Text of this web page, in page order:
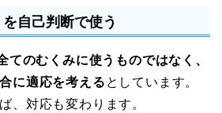
自己判断で使う
てのむくみに使うものではなく、
に適応を考える としています。
、対応も変わります。